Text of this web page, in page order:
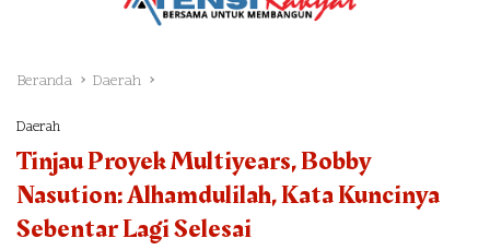
Beranda Daerah
Daerah
Tinjau Proyek Multiyears, Bobby
Nasution: Alhamdulilah, Kata Kuncinya
Sebentar Lagi Selesai